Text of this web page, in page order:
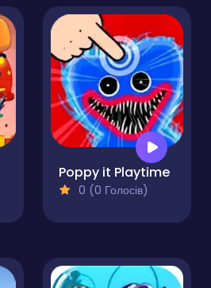
Poppy it Playtime
0 (0 Голосів)